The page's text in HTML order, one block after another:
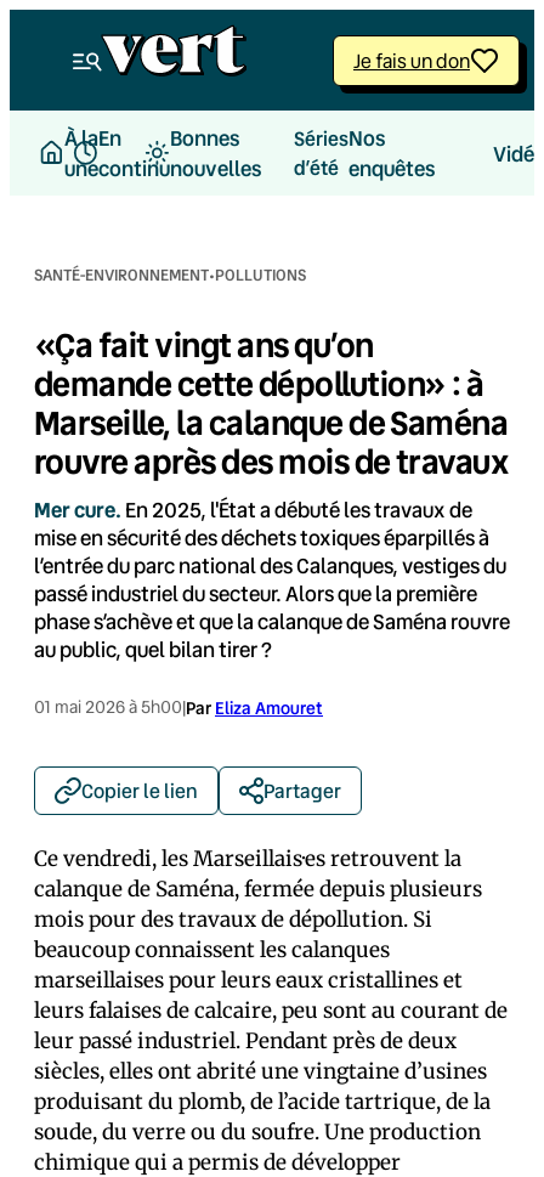
Je fais un don
À la
une
En
continu
Bonnes
nouvelles
Séries
d’été
Nos
enquêtes
SANTÉ-ENVIRONNEMENT·POLLUTIONS
«Ça fait vingt ans qu’on
demande cette dépollution» : à
Marseille, la calanque de Saména
rouvre après des mois de travaux
Mer cure. En 2025, l'État a débuté les travaux de
mise en sécurité des déchets toxiques éparpillés à
l’entrée du parc national des Calanques, vestiges du
passé industriel du secteur. Alors que la première
phase s’achève et que la calanque de Saména rouvre
au public, quel bilan tirer ?
01 mai 2026 à 5h00|Par Eliza Amouret
Copier le lien Partager
Ce vendredi, les Marseillais·es retrouvent la
calanque de Saména, fermée depuis plusieurs
mois pour des travaux de dépollution. Si
beaucoup connaissent les calanques
marseillaises pour leurs eaux cristallines et
leurs falaises de calcaire, peu sont au courant de
leur passé industriel. Pendant près de deux
siècles, elles ont abrité une vingtaine d’usines
produisant du plomb, de l’acide tartrique, de la
soude, du verre ou du soufre. Une production
chimique qui a permis de développer